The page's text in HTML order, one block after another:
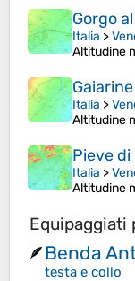
Gorgo
Italia >
Altitudine
Gaiarine
Italia >
Altitudine
Pieve di
Italia >
Altitudine
Equipaggiati
🪶Benda
testa e collo